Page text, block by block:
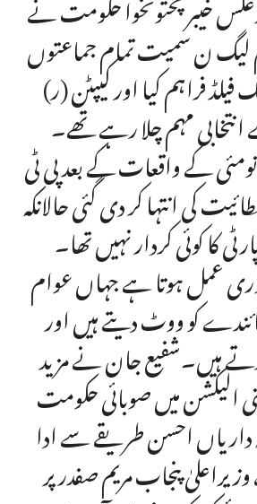
لیگ ن سمیت تمام جماعتوں
فیلڈ فراہم کیا اور کیپٹن (ر)
مہم چلا رہے تھے۔
کے واقعات کے بعد پی ٹی
کی انتہا کر دی گئی حالانکہ
کا کوئی کردار نہیں تھا۔
عمل ہوتا ہے جہاں عوام
کو ووٹ دیتے ہیں اور
ہیں۔شفیع جان نے مزید
الیکشن میں صوبائی حکومت
احسن طریقے سے ادا
پنجاب مریم صفدر پر